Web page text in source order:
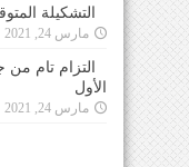
التشكيلة
مارس 24, 2021
التزام تام
الأول
مارس 24, 2021